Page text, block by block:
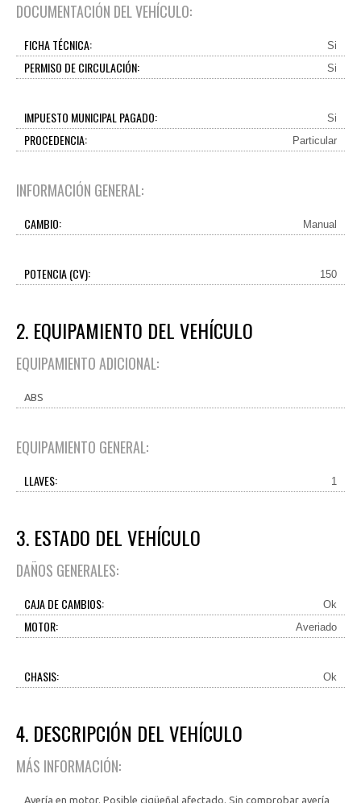
DOCUMENTACIÓN DEL VEHÍCULO:
FICHA TÉCNICA: Si
PERMISO DE CIRCULACIÓN: Si
IMPUESTO MUNICIPAL PAGADO: Si
PROCEDENCIA: Particular
INFORMACIÓN GENERAL:
CAMBIO: Manual
POTENCIA (CV): 150
2. EQUIPAMIENTO DEL VEHÍCULO
EQUIPAMIENTO ADICIONAL:
ABS
EQUIPAMIENTO GENERAL:
LLAVES: 1
3. ESTADO DEL VEHÍCULO
DAÑOS GENERALES:
CAJA DE CAMBIOS: Ok
MOTOR: Averiado
CHASIS: Ok
4. DESCRIPCIÓN DEL VEHÍCULO
MÁS INFORMACIÓN:
Avería en motor. Posible cigüeñal afectado. Sin comprobar avería